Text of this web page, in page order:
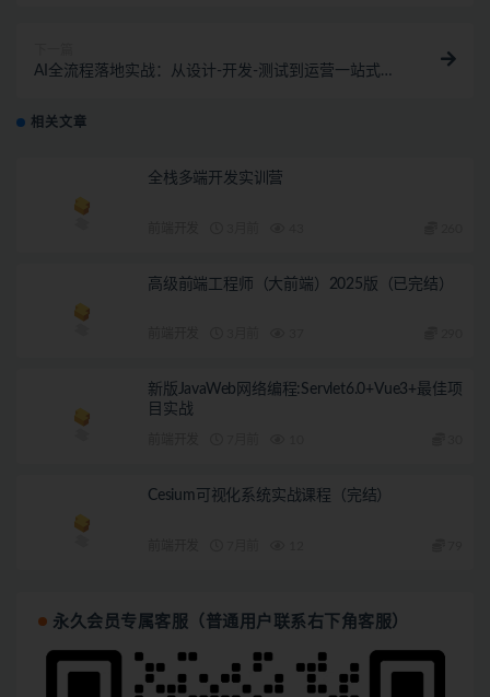
AI全流程落地实战：从设计-开发-测试到运营一站式搞
相关文章
全栈多端开发实训营
高级前端工程师（大前端）2025版（已完结）
新版JavaWeb网络编程:Servlet6.0+Vue3+最佳项
目实战
Cesium可视化系统实战课程（完结）
永久会员专属客服（普通用户联系右下角客服）